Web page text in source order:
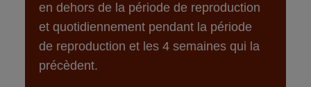
en dehors de la période de reproduction
et quotidiennement pendant la période
de reproduction et les 4 semaines qui la
précèdent.